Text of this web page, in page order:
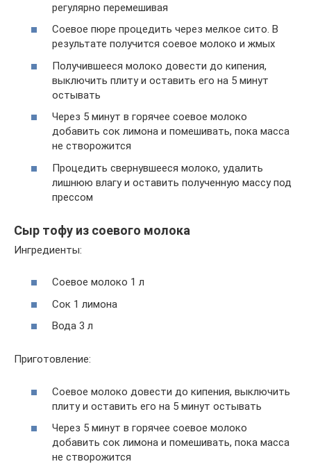
регулярно перемешивая
Соевое пюре процедить через мелкое сито. В
результате получится соевое молоко и жмых
Получившееся молоко довести до кипения,
выключить плиту и оставить его на 5 минут
остывать
Через 5 минут в горячее соевое молоко
добавить сок лимона и помешивать, пока масса
не створожится
Процедить свернувшееся молоко, удалить
лишнюю влагу и оставить полученную массу под
прессом
Сыр тофу из соевого молока
Ингредиенты:
Соевое молоко 1 л
Сок 1 лимона
Вода 3 л
Приготовление:
Соевое молоко довести до кипения, выключить
плиту и оставить его на 5 минут остывать
Через 5 минут в горячее соевое молоко
добавить сок лимона и помешивать, пока масса
не створожится